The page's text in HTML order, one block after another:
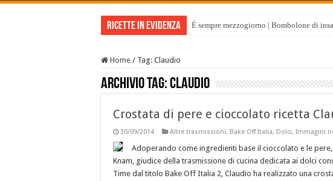
Ricette in evidenza È sempre mezzogiorno | Bombolone di
Home / Tag: Claudio
Archivio tag:Claudio
Crostata di pere e cioccolato ricetta
30/09/2014 Altre trasmissioni, Bake Off Italia, Dolci, Immagini
Adoperando come ingredienti base il cioccolato e le
Knam, giudice della trasmissione di cucina dedicata ai dolci
Time dal titolo Bake Off Italia 2, Claudio ha realizzato una